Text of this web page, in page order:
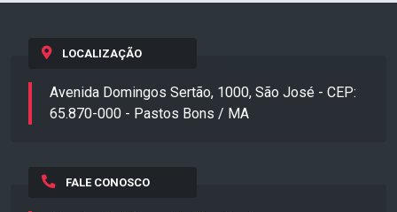
LOCALIZAÇÃO
Avenida Domingos Sertão, 1000, São José - CEP:
65.870-000 - Pastos Bons / MA
FALE CONOSCO